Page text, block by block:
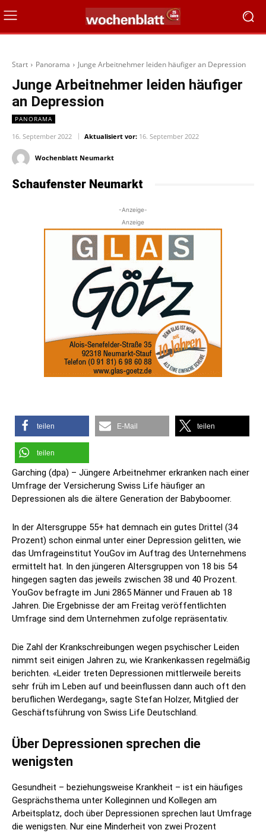
Start Panorama Junge Arbeitnehmer leiden häufiger an Depression
Junge Arbeitnehmer leiden häufiger
an Depression
PANORAMA
16. September 2022 Aktualisiert vor: 16. September 2022
Wochenblatt Neumarkt
Schaufenster Neumarkt
-Anzeige-
Anzeige
teilen E-Mail teilen
teilen
Garching (dpa) – Jüngere Arbeitnehmer erkranken nach einer
Umfrage der Versicherung Swiss Life häufiger an
Depressionen als die ältere Generation der Babyboomer.
In der Altersgruppe 55+ hat demnach ein gutes Drittel (34
Prozent) schon einmal unter einer Depression gelitten, wie
das Umfrageinstitut YouGov im Auftrag des Unternehmens
ermittelt hat. In den jüngeren Altersgruppen von 18 bis 54
hingegen sagten das jeweils zwischen 38 und 40 Prozent.
YouGov befragte im Juni 2865 Männer und Frauen ab 18
Jahren. Die Ergebnisse der am Freitag veröffentlichten
Umfrage sind dem Unternehmen zufolge repräsentativ.
Die Zahl der Krankschreibungen wegen psychischer Leiden
nimmt seit einigen Jahren zu, wie Krankenkassen regelmäßig
berichten. «Leider treten Depressionen mittlerweile bereits
sehr früh im Leben auf und beeinflussen dann auch oft den
beruflichen Werdegang», sagte Stefan Holzer, Mitglied der
Geschäftsführung von Swiss Life Deutschland.
Über Depressionen sprechen die
wenigsten
Gesundheit – beziehungsweise Krankheit – ist ein häufiges
Gesprächsthema unter Kolleginnen und Kollegen am
Arbeitsplatz, doch über Depressionen sprechen laut Umfrage
die wenigsten. Nur eine Minderheit von zwei Prozent